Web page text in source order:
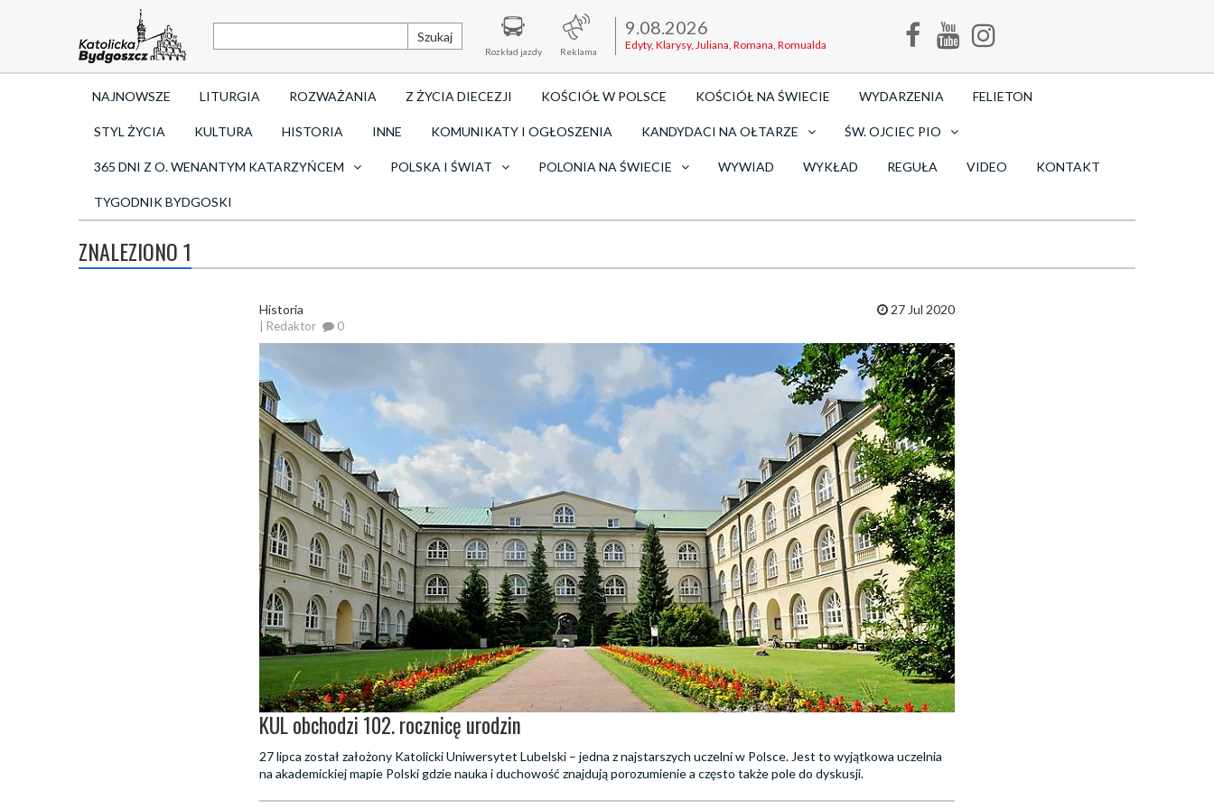
Szukaj
Rozkład jazdy Reklama
9.08.2026
Edyty, Klarysy, Juliana, Romana, Romualda
NAJNOWSZE LITURGIA ROZWAŻANIA Z ŻYCIA DIECEZJI KOŚCIÓŁ W POLSCE KOŚCIÓŁ NA ŚWIECIE WYDARZENIA FELIETON
STYL ŻYCIA KULTURA HISTORIA INNE KOMUNIKATY I OGŁOSZENIA KANDYDACI NA OŁTARZE ŚW. OJCIEC PIO
365 DNI Z O. WENANTYM KATARZYŃCEM POLSKA I ŚWIAT POLONIA NA ŚWIECIE WYWIAD WYKŁAD REGUŁA VIDEO KONTAKT
TYGODNIK BYDGOSKI
ZNALEZIONO 1
Historia
| Redaktor 0
27 Jul 2020
KUL obchodzi 102. rocznicę urodzin
27 lipca został założony Katolicki Uniwersytet Lubelski – jedna z najstarszych uczelni w Polsce. Jest to wyjątkowa uczelnia
na akademickiej mapie Polski gdzie nauka i duchowość znajdują porozumienie a często także pole do dyskusji.